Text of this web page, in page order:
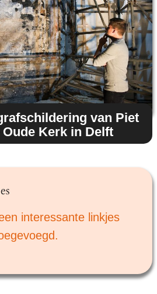
van Piet
Kerk in Delft
interessante linkjes